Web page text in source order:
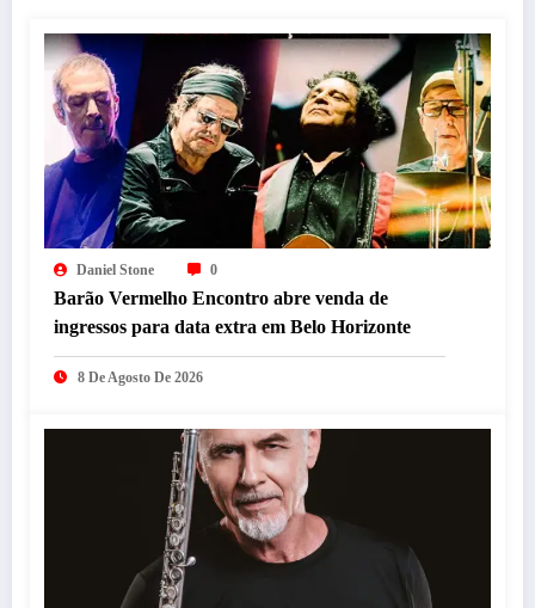
Daniel Stone 0
Barão Vermelho Encontro abre venda de
ingressos para data extra em Belo Horizonte
8 De Agosto De 2026